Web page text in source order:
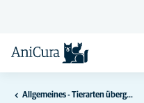
Allgemeines - Tierarten übergreifend